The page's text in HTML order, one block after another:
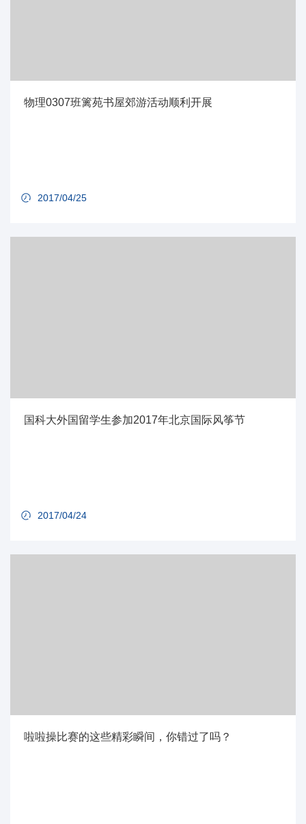
物理0307班篱苑书屋郊游活动顺利开展
2017/04/25
国科大外国留学生参加2017年北京国际风筝节
2017/04/24
啦啦操比赛的这些精彩瞬间，你错过了吗？